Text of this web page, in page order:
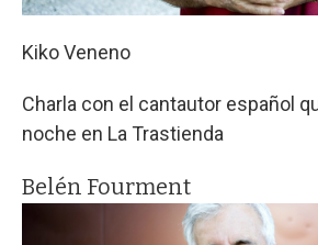
Kiko Veneno
Charla con el cantautor español
noche en La Trastienda
Belén Fourment